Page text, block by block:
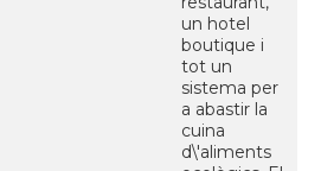
un hotel
boutique i
tot un
sistema per
a abastir la
cuina
d\'aliments